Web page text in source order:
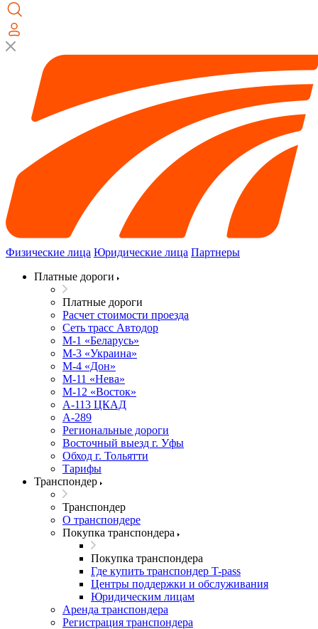
Физические лица Юридические лица Партнеры
Платные дороги
Платные дороги
Расчет стоимости проезда
Сеть трасс Автодор
М-1 «Беларусь»
М-3 «Украина»
М-4 «Дон»
М-11 «Нева»
М-12 «Восток»
А-113 ЦКАД
А-289
Региональные дороги
Восточный выезд г. Уфы
Обход г. Тольятти
Тарифы
Транспондер
Транспондер
О транспондере
Покупка транспондера
Покупка транспондера
Где купить транспондер T-pass
Центры поддержки и обслуживания
Юридическим лицам
Аренда транспондера
Регистрация транспондера